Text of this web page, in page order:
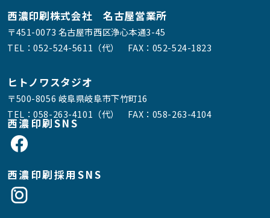
西濃印刷株式会社 名古屋営業所
〒451-0073 名古屋市西区浄心本通3-45
TEL：052-524-5611（代） FAX：052-524-1823
ヒトノワスタジオ
〒500-8056 岐阜県岐阜市下竹町16
TEL：058-263-4101（代） FAX：058-263-4104
西濃印刷SNS
西濃印刷採用SNS